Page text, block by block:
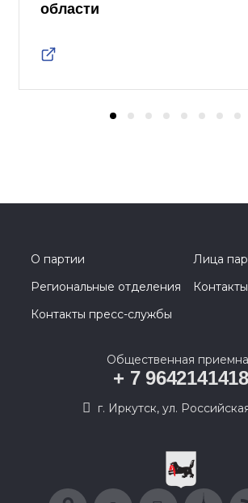
области
О партии
Лица
Региональные отделения
Контакты пресс-службы
Общественная
+ 7 9642141418
г. Иркутск, ул.